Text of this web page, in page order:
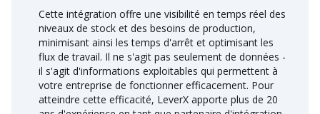
Cette intégration offre une visibilité en temps réel des
niveaux de stock et des besoins de production,
minimisant ainsi les temps d'arrêt et optimisant les
flux de travail. Il ne s'agit pas seulement de données -
il s'agit d'informations exploitables qui permettent à
votre entreprise de fonctionner efficacement. Pour
atteindre cette efficacité, LeverX apporte plus de 20